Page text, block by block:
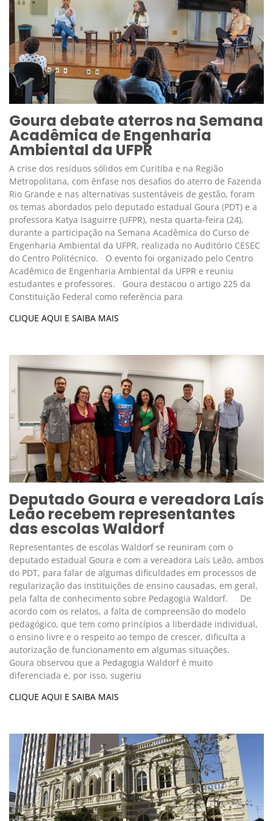
Goura debate aterros na Semana
Acadêmica de Engenharia
Ambiental da UFPR
A crise dos resíduos sólidos em Curitiba e na Região
Metropolitana, com ênfase nos desafios do aterro de Fazenda
Rio Grande e nas alternativas sustentáveis de gestão, foram
os temas abordados pelo deputado estadual Goura (PDT) e a
professora Katya Isaguirre (UFPR), nesta quarta-feira (24),
durante a participação na Semana Acadêmica do Curso de
Engenharia Ambiental da UFPR, realizada no Auditório CESEC
do Centro Politécnico. O evento foi organizado pelo Centro
Acadêmico de Engenharia Ambiental da UFPR e reuniu
estudantes e professores. Goura destacou o artigo 225 da
Constituição Federal como referência para
CLIQUE AQUI E SAIBA MAIS
Deputado Goura e vereadora Laís
Leão recebem representantes
das escolas Waldorf
Representantes de escolas Waldorf se reuniram com o
deputado estadual Goura e com a vereadora Laís Leão, ambos
do PDT, para falar de algumas dificuldades em processos de
regularização das instituições de ensino causadas, em geral,
pela falta de conhecimento sobre Pedagogia Waldorf. De
acordo com os relatos, a falta de compreensão do modelo
pedagógico, que tem como princípios a liberdade individual,
o ensino livre e o respeito ao tempo de crescer, dificulta a
autorização de funcionamento em algumas situações.
Goura observou que a Pedagogia Waldorf é muito
diferenciada e, por isso, sugeriu
CLIQUE AQUI E SAIBA MAIS